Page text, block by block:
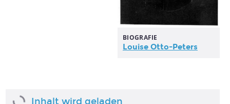
BIOGRAFIE
Louise Otto-Peters